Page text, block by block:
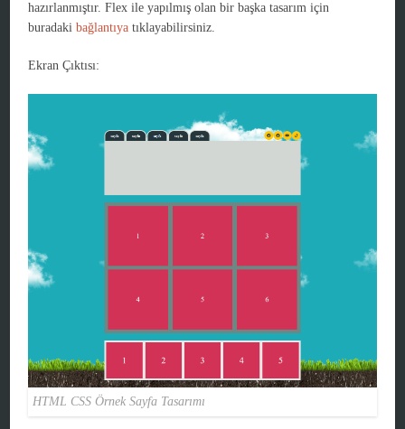
hazırlanmıştır. Flex ile yapılmış olan bir başka tasarım için
buradakibağlantıya tıklayabilirsiniz.
Ekran Çıktısı:
HTML CSS Örnek Sayfa Tasarımı